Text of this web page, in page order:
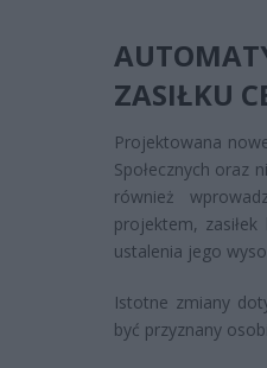
ZASIŁKU
Projektowana
Społecznych oraz
również
projektem,
ustalenia jego
Istotne zmiany
być przyznany